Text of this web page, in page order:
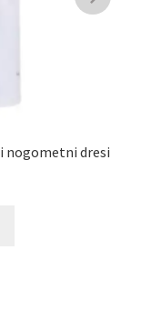
nogometni dresi